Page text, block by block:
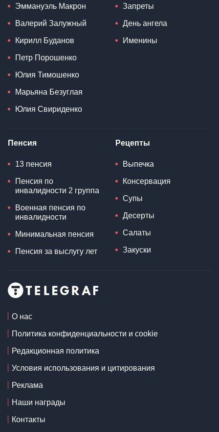
Эммануэль Макрон
Валерий Залужный
Кирилл Буданов
Петр Порошенко
Юлия Тимошенко
Марьяна Безуглая
Юлия Свириденко
Запреты
День ангела
Именины
Пенсия
13 пенсия
Пенсия по
инвалидности 2 группа
Военная пенсия по
инвалидности
Минимальная пенсия
Пенсия за выслугу лет
Рецепты
Выпечка
Консервация
Супы
Десерты
Салаты
Закуски
О нас
Политика конфиденциальности и cookie
Редакционная политика
Условия использования и цитирования
Реклама
Наши награды
Контакты